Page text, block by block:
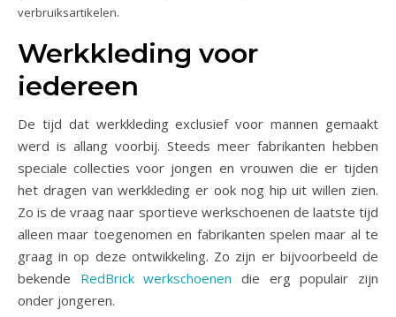
verbruiksartikelen.
Werkkleding voor
iedereen
De tijd dat werkkleding exclusief voor mannen gemaakt
werd is allang voorbij. Steeds meer fabrikanten hebben
speciale collecties voor jongen en vrouwen die er tijden
het dragen van werkkleding er ook nog hip uit willen zien.
Zo is de vraag naar sportieve werkschoenen de laatste tijd
alleen maar toegenomen en fabrikanten spelen maar al te
graag in op deze ontwikkeling. Zo zijn er bijvoorbeeld de
bekende RedBrick werkschoenen die erg populair zijn
onder jongeren.